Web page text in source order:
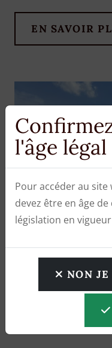
EN SAVOIR
l'âge légal
Pour accéder au site
devez être en âge
législation en
NON